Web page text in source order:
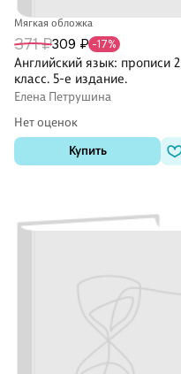
Мягкая обложка
371 ₽309 ₽ -17%
Английский язык: прописи 2
класс. 5-е издание.
Елена Петрушина
Нет оценок
Купить